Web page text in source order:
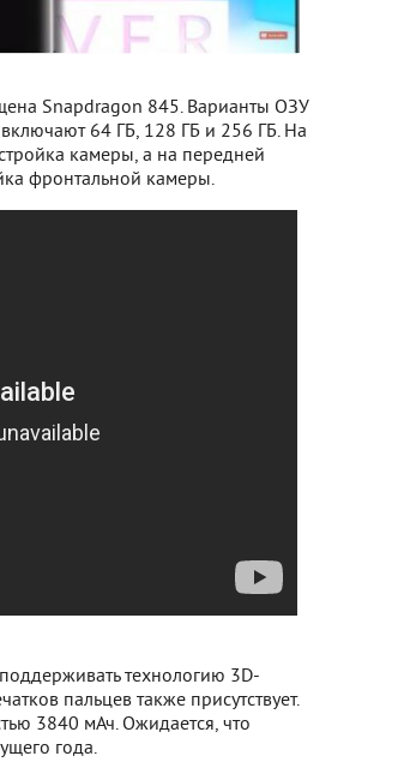
Snapdragon 845. Варианты ОЗУ
64 ГБ, 128 ГБ и 256 ГБ. На
камеры, а на передней
фронтальной камеры.
технологию 3D-
пальцев также присутствует.
3840 мАч. Ожидается, что
года.